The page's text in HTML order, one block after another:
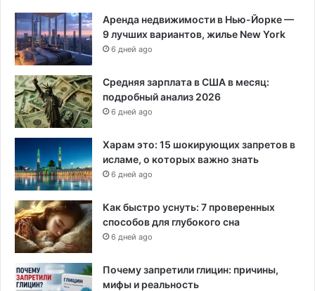
Аренда недвижимости в Нью-Йорке —
9 лучших вариантов, жилье New York
6 дней ago
Средняя зарплата в США в месяц:
подробный анализ 2026
6 дней ago
Харам это: 15 шокирующих запретов в
исламе, о которых важно знать
6 дней ago
Как быстро уснуть: 7 проверенных
способов для глубокого сна
6 дней ago
Почему запретили глицин: причины,
мифы и реальность